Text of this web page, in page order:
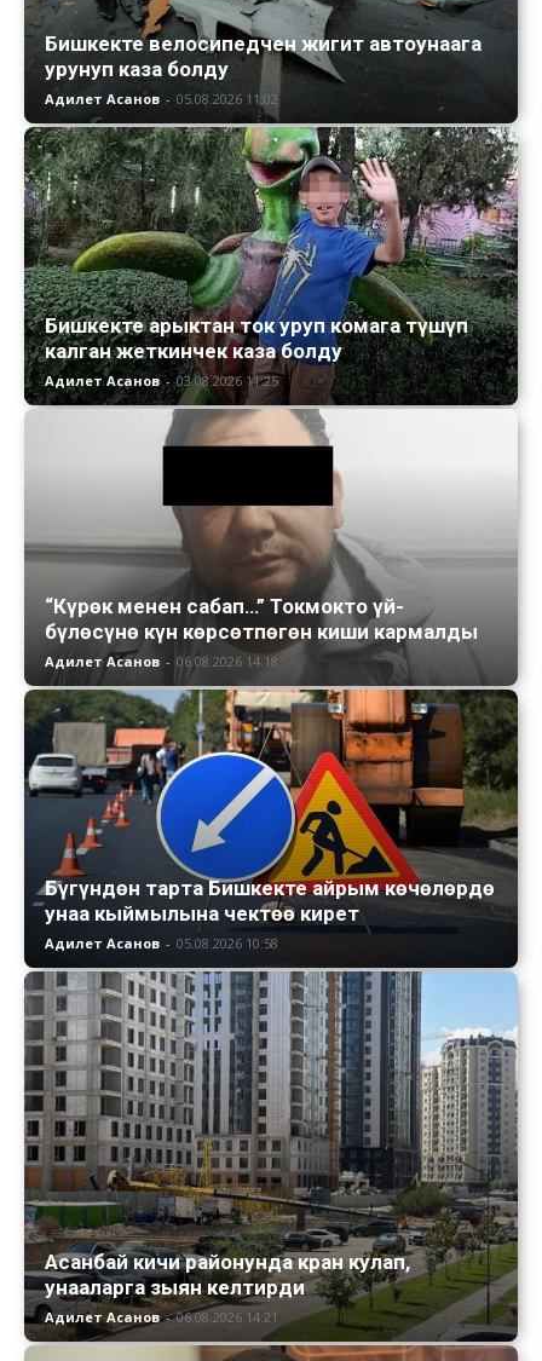
Бишкекте велосипедчен жигит автоунаага
урунуп каза болду
Адилет Асанов - 05.08.2026 11:02
Бишкекте арыктан ток уруп комага түшүп
калган жеткинчек каза болду
Адилет Асанов - 03.08.2026 11:25
“Күрөк менен сабап…” Токмокто үй-
бүлөсүнө күн көрсөтпөгөн киши кармалды
Адилет Асанов - 06.08.2026 14:18
Бүгүндөн тарта Бишкекте айрым көчөлөрдө
унаа кыймылына чектөө кирет
Адилет Асанов - 05.08.2026 10:58
Асанбай кичи районунда кран кулап,
унааларга зыян келтирди
Адилет Асанов - 06.08.2026 14:21